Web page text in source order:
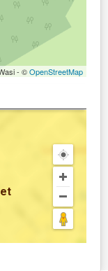
- ©OpenStreetMap